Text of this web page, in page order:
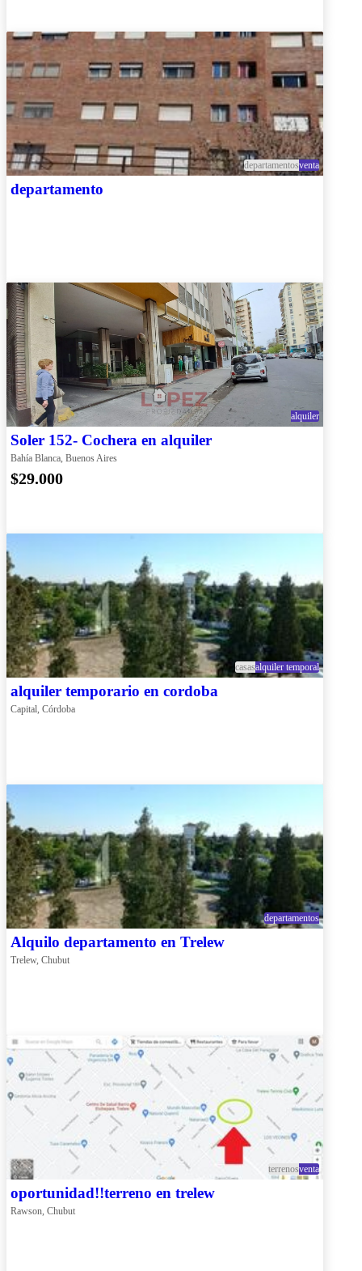
departamentosventa
departamento
alquiler
Soler 152- Cochera en alquiler
Bahía Blanca, Buenos Aires
$29.000
casasalquiler temporal
alquiler temporario en cordoba
Capital, Córdoba
departamentos
Alquilo departamento en Trelew
Trelew, Chubut
terrenosventa
oportunidad!!terreno en trelew
Rawson, Chubut